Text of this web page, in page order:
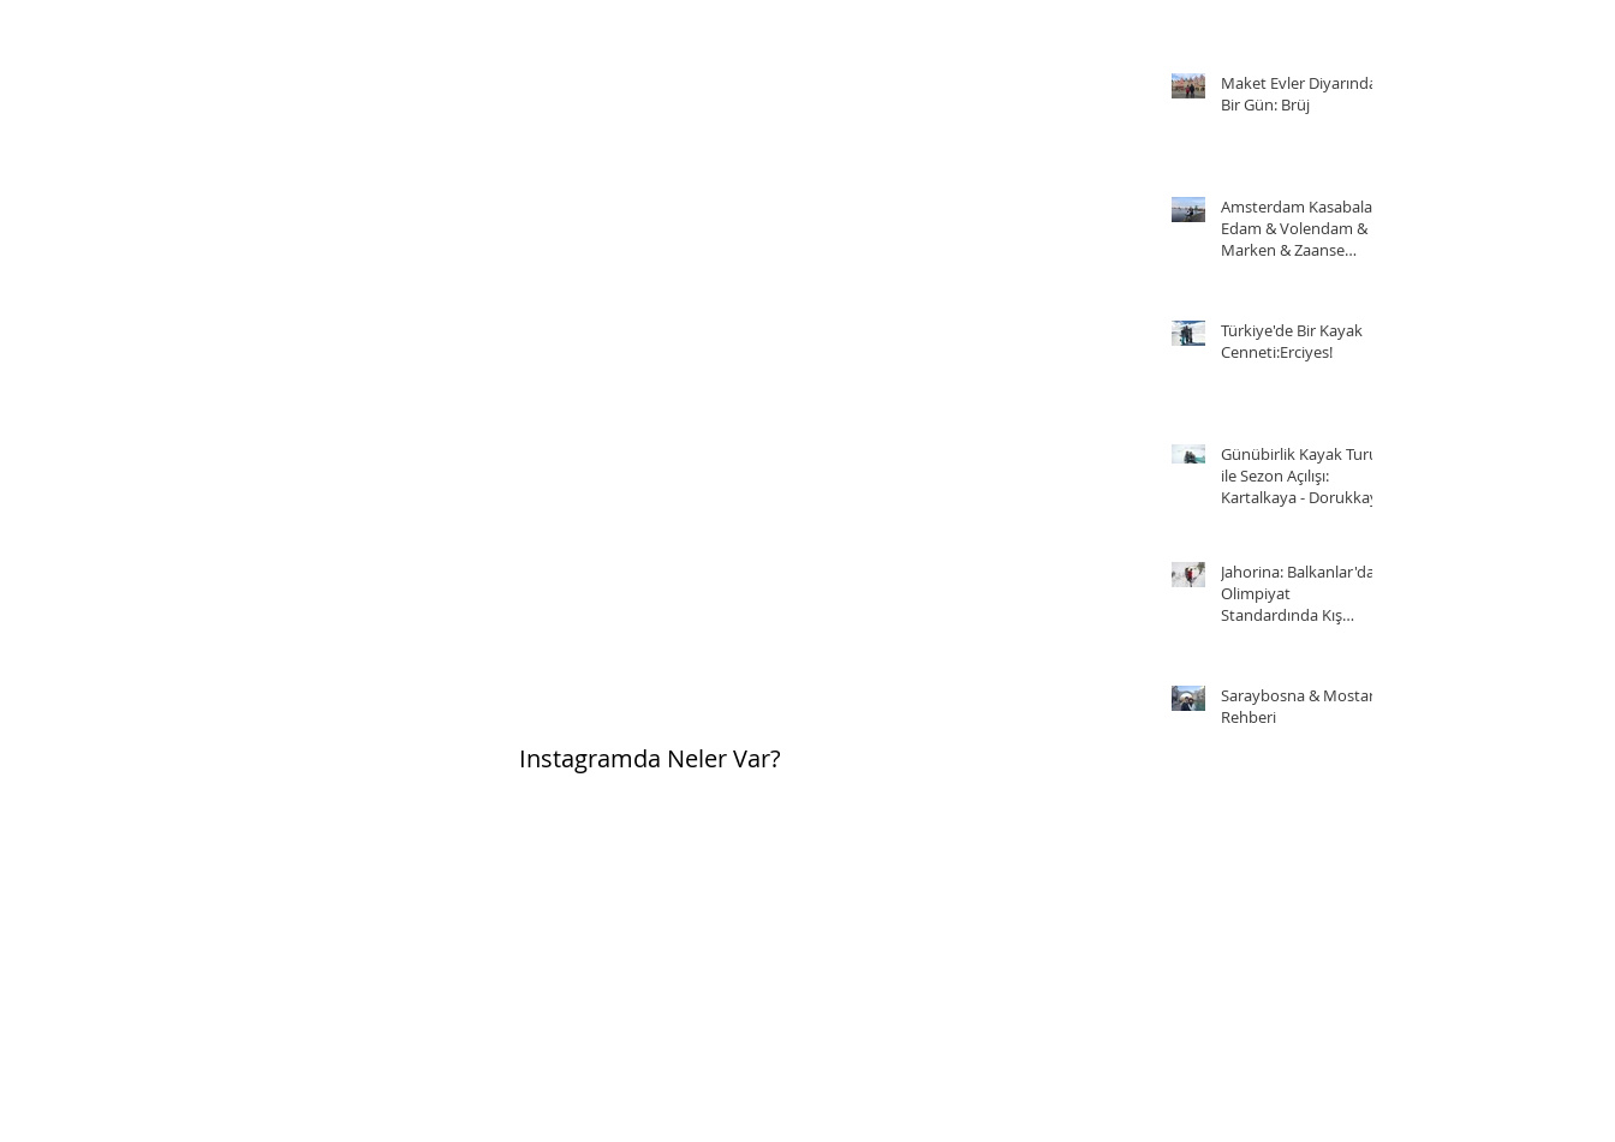
Maket Evler Diyarında
Bir Gün: Brüj
Amsterdam Kasabaları:
Edam & Volendam &
Marken & Zaanse
Türkiye'de Bir Kayak
Cenneti:Erciyes!
Günübirlik Kayak Turu
ile Sezon Açılışı:
Kartalkaya - Dorukkaya
Jahorina: Balkanlar'da
Olimpiyat
Standardında Kış
Saraybosna & Mostar
Rehberi
Instagramda Neler Var?